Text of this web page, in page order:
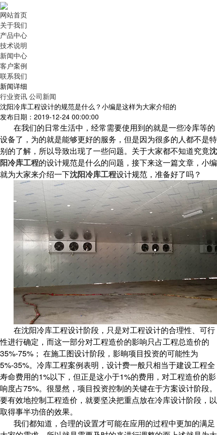
网站首页
关于我们
产品中心
技术说明
新闻中心
客户案例
联系我们
新闻详细
行业资讯 公司新闻
沈阳冷库工程设计的规范是什么？小编是这样为大家介绍的
发布日期：2019-12-24 00:00:00
在我们的日常生活中，经常需要使用到的就是一些冷库等的
设备了，为的就是能够更好的服务，但是因为很多的人都不是特
别的了解，所以导致出现了一些问题。关于大家都不知道究竟沈
阳冷库工程的设计规范是什么的问题，接下来这一篇文章，小编
就为大家来介绍一下沈阳冷库工程设计规范 ，准备好了吗？
在沈阳冷库工程设计阶段，只是对工程设计的合理性、可行
性进行确定，而这一部分对工程造价的影响只占工程总造价的
35%-75%； 在施工图设计阶段，影晌项目投资的可能性为
5%-35%。冷库工程案例表明，设计费一般只相当于建设工程全
寿命费用的1%以下，但正是这小于1%的费用，对工程造价的影
响度占75%。很显然，项目投资控制的关键在于方案设计阶段。
要有效地控制工程造价，就要坚决把重点放在冷库设计阶段，以
取得事半功倍的效果。
我们都知道，合理的设置才可能在应用的过程中更加的满足